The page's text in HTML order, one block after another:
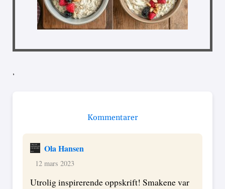
,
Kommentarer
Ola Hansen
12 mars 2023
Utrolig inspirerende oppskrift! Smakene var